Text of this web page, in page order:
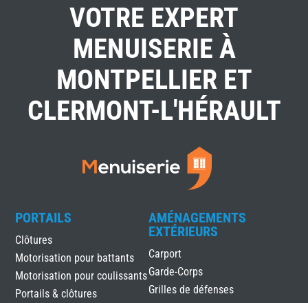
VOTRE EXPERT
MENUISERIE À
MONTPELLIER ET
CLERMONT-L'HÉRAULT
PORTAILS
Clôtures
Motorisation pour battants
Motorisation pour coulissants
Portails & clôtures
AMÉNAGEMENTS
EXTÉRIEURS
Carport
Garde-Corps
Grilles de défenses